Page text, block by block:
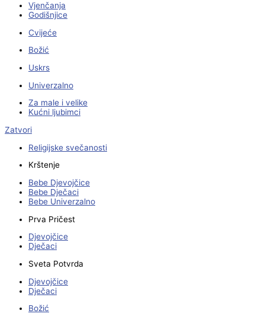
Vjenčanja
Godišnjice
Cvijeće
Božić
Uskrs
Univerzalno
Za male i velike
Kućni ljubimci
Zatvori
Religijske svečanosti
Krštenje
Bebe Djevojčice
Bebe Dječaci
Bebe Univerzalno
Prva Pričest
Djevojčice
Dječaci
Sveta Potvrda
Djevojčice
Dječaci
Božić